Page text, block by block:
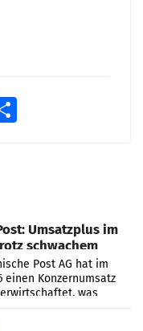
Umsatzplus im
schwachem
Post AG hat im
einen Konzernumsatz
erwirtschaftet, was
gegenüber dem